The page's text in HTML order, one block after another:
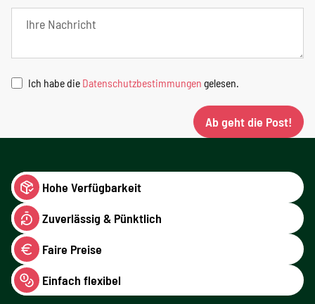
Ich habe die Datenschutzbestimmungen gelesen.
Ab geht die Post!
Hohe Verfügbarkeit
Zuverlässig & Pünktlich
Faire Preise
Einfach flexibel